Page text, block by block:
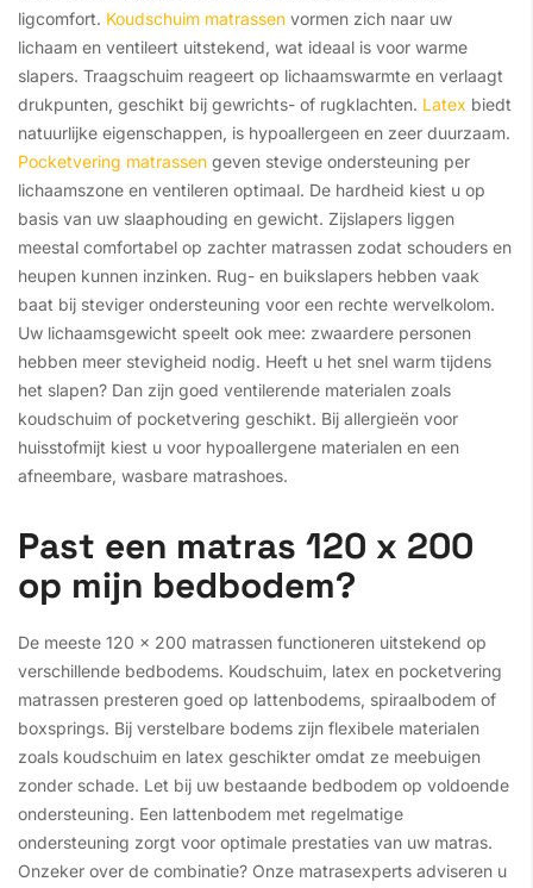
ligcomfort. Koudschuim matrassen vormen zich naar uw
lichaam en ventileert uitstekend, wat ideaal is voor warme
slapers. Traagschuim reageert op lichaamswarmte en verlaagt
drukpunten, geschikt bij gewrichts- of rugklachten. Latex biedt
natuurlijke eigenschappen, is hypoallergeen en zeer duurzaam.
Pocketvering matrassen geven stevige ondersteuning per
lichaamszone en ventileren optimaal. De hardheid kiest u op
basis van uw slaaphouding en gewicht. Zijslapers liggen
meestal comfortabel op zachter matrassen zodat schouders en
heupen kunnen inzinken. Rug- en buikslapers hebben vaak
baat bij steviger ondersteuning voor een rechte wervelkolom.
Uw lichaamsgewicht speelt ook mee: zwaardere personen
hebben meer stevigheid nodig. Heeft u het snel warm tijdens
het slapen? Dan zijn goed ventilerende materialen zoals
koudschuim of pocketvering geschikt. Bij allergieën voor
huisstofmijt kiest u voor hypoallergene materialen en een
afneembare, wasbare matrashoes.
Past een matras 120 x 200
op mijn bedbodem?
De meeste 120 x 200 matrassen functioneren uitstekend op
verschillende bedbodems. Koudschuim, latex en pocketvering
matrassen presteren goed op lattenbodems, spiraalbodem of
boxsprings. Bij verstelbare bodems zijn flexibele materialen
zoals koudschuim en latex geschikter omdat ze meebuigen
zonder schade. Let bij uw bestaande bedbodem op voldoende
ondersteuning. Een lattenbodem met regelmatige
ondersteuning zorgt voor optimale prestaties van uw matras.
Onzeker over de combinatie? Onze matrasexperts adviseren u